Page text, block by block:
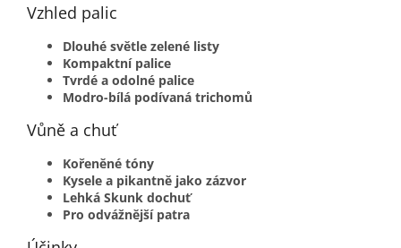
Vzhled palic
Dlouhé světle zelené listy
Kompaktní palice
Tvrdé a odolné palice
Modro-bílá podívaná trichomů
Vůně a chuť
Kořeněné tóny
Kysele a pikantně jako zázvor
Lehká Skunk dochuť
Pro odvážnější patra